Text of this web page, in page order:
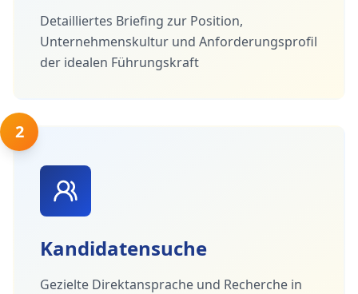
Detailliertes Briefing zur Position,
Unternehmenskultur und Anforderungsprofil
der idealen Führungskraft
2
Kandidatensuche
Gezielte Direktansprache und Recherche in